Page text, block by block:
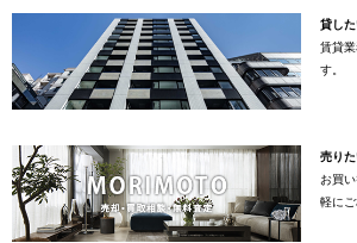
貸し
賃貸
す。
売り
お買
軽にご